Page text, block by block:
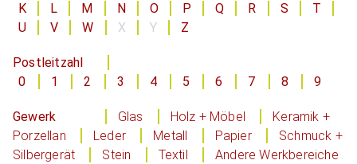
K
L M N O P Q R S
T
U
V W X Y Z
Postleitzahl
0
1 2 3 4 5 6 7 8 9
Gewerk Glas Holz + Möbel
Keramik +
Porzellan
Leder Metall Papier
Schmuck +
Silbergerät
Stein Textil Andere Werkbereiche